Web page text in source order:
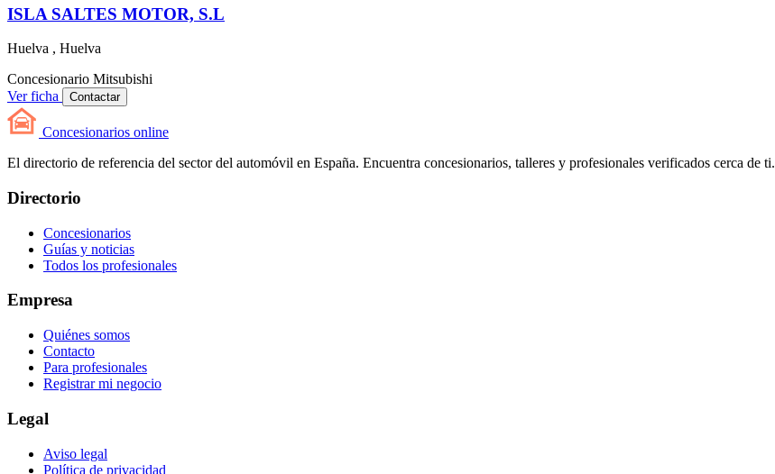
ISLA SALTES MOTOR, S.L
Huelva , Huelva
Concesionario Mitsubishi
Ver ficha
Contactar
Concesionarios online
El directorio de referencia del sector del automóvil en España. Encuentra concesionarios, talleres y profesionales verificados cerca de ti.
Directorio
Concesionarios
Guías y noticias
Todos los profesionales
Empresa
Quiénes somos
Contacto
Para profesionales
Registrar mi negocio
Legal
Aviso legal
Política de privacidad